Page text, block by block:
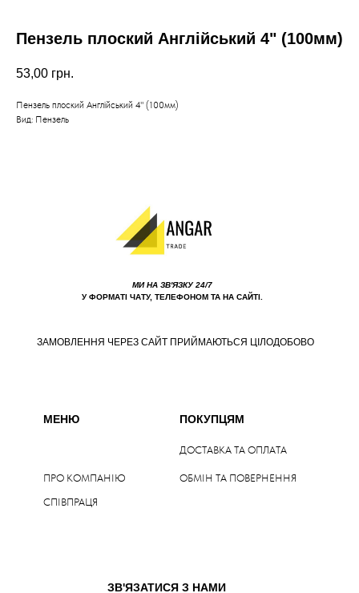
Пензель плоский Англійський 4" (100мм)
53,00 грн.
Пензель плоский Англійський 4" (100мм)
Вид: Пензель
ПРО КОМПАНІЮ
СПІВПРАЦЯ
ДОСТАВКА ТА ОПЛАТА
ОБМІН ТА ПОВЕРНЕННЯ
ПОКУПЦЯМ
МИ НА ЗВ'ЯЗКУ 24/7
У ФОРМАТІ ЧАТУ, ТЕЛЕФОНОМ ТА НА САЙТІ.
ЗВ'ЯЗАТИСЯ З НАМИ
МЕНЮ
ЗАМОВЛЕННЯ ЧЕРЕЗ САЙТ ПРИЙМАЮТЬСЯ ЦІЛОДОБОВО